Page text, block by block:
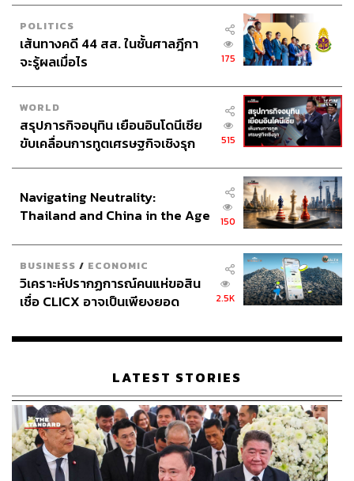
POLITICS
เส้นทางคดี 44 สส. ในชั้นศาลฎีกา
จะรู้ผลเมื่อไร
175
WORLD
สรุปภารกิจอนุทิน เยือนอินโดนีเซีย
ขับเคลื่อนการทูตเศรษฐกิจเชิงรุก
515
Navigating Neutrality:
Thailand and China in the Age
150
BUSINESS / ECONOMIC
วิเคราะห์ปรากฏการณ์คนแห่ขอสิน
เชื่อ CLICX อาจเป็นเพียงยอด
เรือนไทยที่ถูกซุกไว้
2.5K
LATEST STORIES